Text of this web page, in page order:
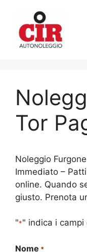
contenuto
Tor
Noleggio
Immediato –
online. Quando
giusto. Prenota
"*" indica i
Nome *